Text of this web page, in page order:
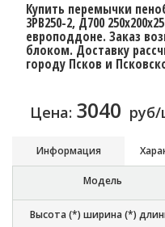
Купить перемычки
3PB250-2, Д700
европоддоне. Заказ
блоком. Доставку
городу Псков и
Цена: 3040
Информация
Модель
Высота (*) ширина (*)